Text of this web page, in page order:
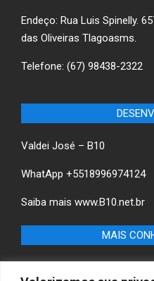
Endeço: Rua Luis Spinelly.
das Oliveiras Tlagoasms.
Telefone: (67) 98438-2322
Valdei José – B10
WhatApp +5518996974124
Saiba mais www.B10.net.br
MAIS